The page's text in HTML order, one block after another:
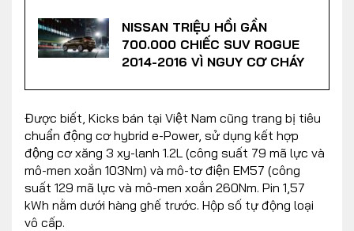
NISSAN TRIỆU HỒI GẦN
700.000 CHIẾC SUV ROGUE
2014-2016 VÌ NGUY CƠ CHÁY
Được biết, Kicks bán tại Việt Nam cũng trang bị tiêu
chuẩn động cơ hybrid e-Power, sử dụng kết hợp
động cơ xăng 3 xy-lanh 1.2L (công suất 79 mã lực và
mô-men xoắn 103Nm) và mô-tơ điện EM57 (công
suất 129 mã lực và mô-men xoắn 260Nm. Pin 1,57
kWh nằm dưới hàng ghế trước. Hộp số tự động loại
vô cấp.